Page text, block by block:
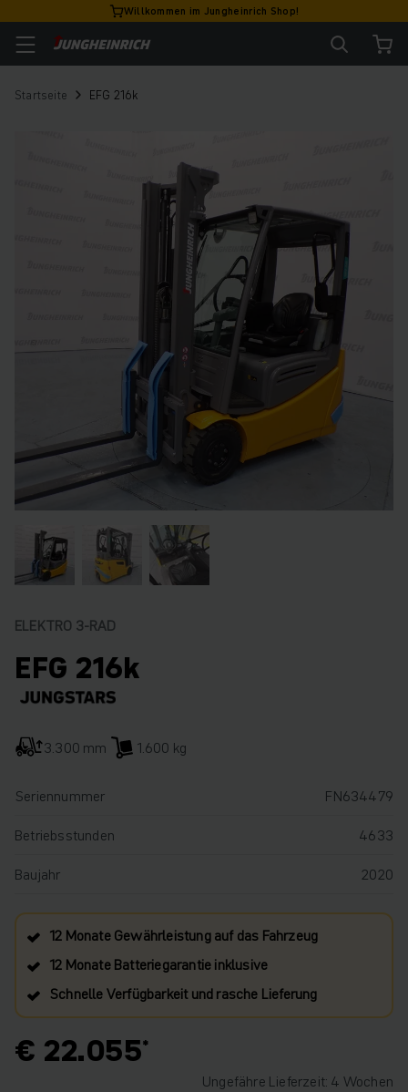
Willkommen im Jungheinrich Shop!
Startseite EFG 216k
ELEKTRO 3-RAD
EFG 216k
3.300 mm 1.600 kg
Seriennummer
FN634479
Betriebsstunden
4633
Baujahr
2020
12 Monate Gewährleistung auf das Fahrzeug
12 Monate Batteriegarantie inklusive
Schnelle Verfügbarkeit und rasche Lieferung
€ 22.055
Ungefähre Lieferzeit: 4 Wochen